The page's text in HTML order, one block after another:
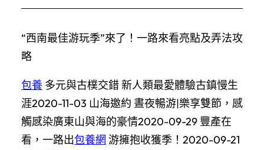
“西南最佳游玩季”來了！一路來看亮點及弄法攻
略
包養 多元與古樸交錯 新人類最愛體驗古鎮慢生
涯2020-11-03 山海邀約 晝夜暢游|樂享雙節，感
觸感染廣東山與海的豪情2020-09-29 豐產在
看，一路出包養網 游擁抱收獲季！2020-09-21